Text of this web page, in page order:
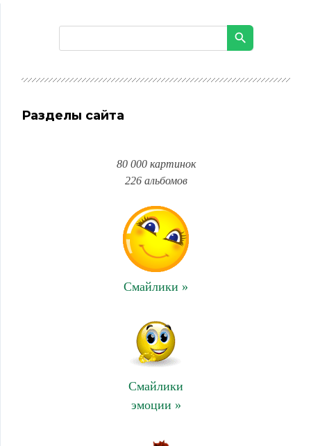
Разделы сайта
80 000 картинок
226 альбомов
Смайлики »
Смайлики
эмоции »